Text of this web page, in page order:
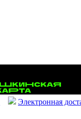
Электронная